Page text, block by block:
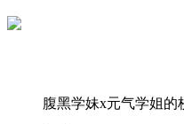
腹黑学妹x元气学姐的